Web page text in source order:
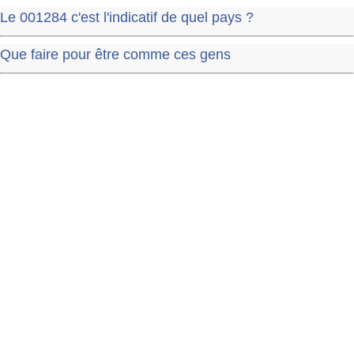
Le 001284 c'est l'indicatif de quel pays ?
Que faire pour être comme ces gens